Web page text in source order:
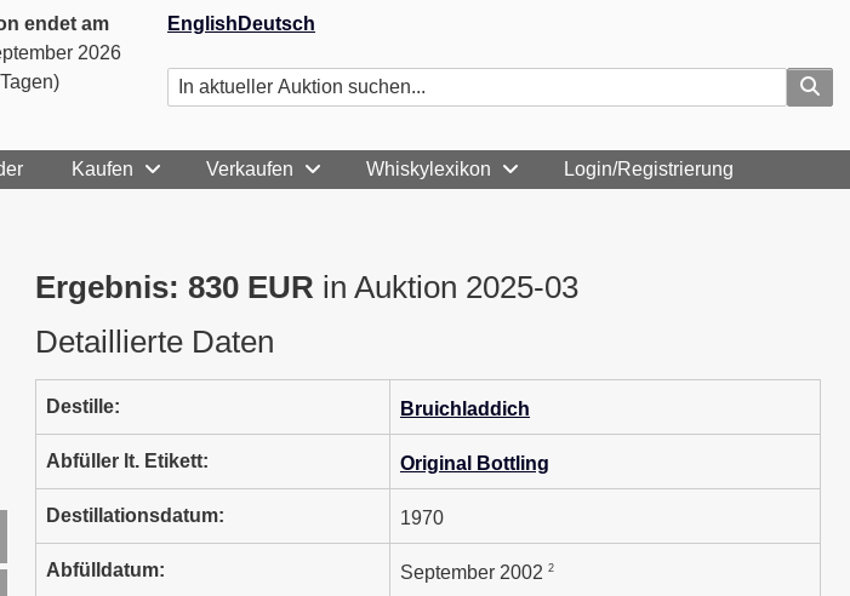
endet am
2026
English Deutsch
Kaufen Verkaufen Whiskylexikon Login/Registrierung
Ergebnis: 830 EUR in Auktion 2025-03
Detaillierte Daten
Destille: Bruichladdich
Abfüller lt. Etikett: Original Bottling
Destillationsdatum: 1970
Abfülldatum: September 2002 2